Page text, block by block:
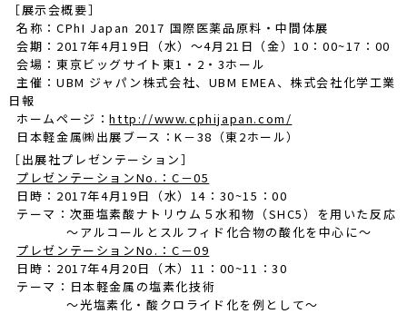
［展示会概要］
名称：CPhI Japan 2017 国際医薬品原料・中間体展
会期：2017年4月19日（水）～4月21日（金）10：00~17：00
会場：東京ビッグサイト東1・2・3ホール
主催：UBM ジャパン株式会社、UBM EMEA、株式会社化学工業
日報
ホームページ：http://www.cphijapan.com/
日本軽金属㈱出展ブース：K－38（東2ホール）
［出展社プレゼンテーション］
プレゼンテーションNo.：C－05
日時：2017年4月19日（水）14：30~15：00
テーマ：次亜塩素酸ナトリウム５水和物（SHC5）を用いた反応
～アルコールとスルフィド化合物の酸化を中心に～
プレゼンテーションNo.：C－09
日時：2017年4月20日（木）11：00~11：30
テーマ：日本軽金属の塩素化技術
～光塩素化・酸クロライド化を例として～